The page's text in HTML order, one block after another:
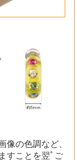
の色調など、
すことを翌ﾟご